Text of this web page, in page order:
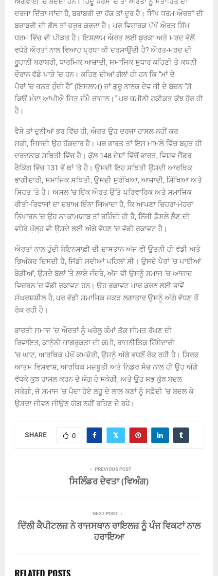
ਦਰਜਾ ਦਿੱਤਾ ਜਾਂਦਾ ਹੈ, ਬਰਾਬਰੀ ਦਾ ਹੱਕ ਤਾਂ ਦੂਰ ਹੈ। ਸਿੱਖ ਧਰਮ ਔਰਤਾਂ ਦੀ
ਬਰਾਬਰੀ ਦੀ ਗੱਲ ਤਾਂ ਜ਼ਰੂਰ ਕਰਦਾ ਹੈ। ਪਰ ਵਿਹਾਰਕ ਪੱਖੋਂ ਔਰਤ ਸਿੱਖ
ਧਰਮ ਵਿੱਚ ਵੀ ਪੀੜਤ ਹੈ। ਇਸਲਾਮ ਔਰਤ ਲਈ ਬੁਰਕਾ ਅਤੇ ਮਰਦ ਵੱਲੋਂ
ਵਧੇਰੇ ਔਰਤਾਂ ਨਾਲ ਵਿਆਹ ਪ੍ਰਥਾ ਕੀ ਦਰਸਾਉਂਦੀ ਹੈ? ਔਰਤ-ਮਰਦ ਦੀ
ਰੂਹਾਨੀ ਬਰਾਬਰੀ, ਧਾਰਮਿਕ ਆਜ਼ਾਦੀ, ਸਮਾਜਿਕ ਸੁਧਾਰ ਕਹਿਣੀ ਤੇ ਕਥਨੀ
ਦੌਰਾਨ ਵੱਡੇ ਪਾੜੇ ‘ਚਹਨ। ਕਹਿਣ ਦੀਆਂ ਗੱਲਾਂ ਹੀ ਹਨ ਕਿ“ਮਾਂ ਦੇ
ਪੈਰਾਂ‘ਚਜਨਤ ਹੁੰਦੀ ਹੈ” (ਇਸਲਾਮ) ਜਾਂ ਗੁਰੂ ਨਾਨਕ ਦੇਵ ਜੀ ਦੇ ਬਚਨ“ਸੋ
ਕਿਉਂ ਮੰਦਾ ਆਖੀਐ ਜਿਤੁ ਜੰਮੈ ਰਾਜਾਨ।” ਪਰ ਜ਼ਮੀਨੀ ਹਕੀਕਤ ਕੁੱਝ ਹੋਰ ਹੀ
ਹੈ।
ਵੈਸੇ ਤਾਂ ਦੁਨੀਆਂ ਭਰ ਵਿੱਚ ਹੀ, ਔਰਤ ਉਹ ਦਰਜਾ ਹਾਸਲ ਨਹੀਂ ਕਰ
ਸਕੀ, ਜਿਸਦੀ ਉਹ ਹੱਕਦਾਰ ਹੈ। ਪਰ ਭਾਰਤ ਤਾਂ ਇਸ ਮਾਮਲੇ ਵਿੱਚ ਬਹੁਤ ਹੀ
ਦਰਦਨਾਕ ਸਥਿਤੀ ਵਿੱਚ ਹੈ। ਕੁੱਲ 148 ਦੇਸ਼ਾਂ ਵਿੱਚੋਂ ਭਾਰਤ, ਵਿਸ਼ਵ ਜੈਂਡਰ
ਰੈਕਿੰਗ ਵਿੱਚ 131 ਵੇਂ ਥਾਂ ‘ਤੇ ਹੈ। ਉਸਦੀ ਇਹ ਸਥਿਤੀ ਉਸਦੀ ਆਰਥਿਕ
ਭਾਗੀਦਾਰੀ, ਸਮਾਜਿਕ ਸਥਿਤੀ, ਉਸਦੀ ਸੁਰੱਖਿਆ, ਆਜ਼ਾਦੀ, ਸਿੱਖਿਆ ਅਤੇ
ਸਿਹਤ ‘ਤੇ ਹੈ। ਅਸਲ‘ਚ ਇੱਕ ਔਰਤ ਉੱਤੇ ਪਰਿਵਾਰਿਕ ਅਤੇ ਸਮਾਜਿਕ
ਰੀਤੀ-ਰਿਵਾਜਾਂ ਦਾ ਦਬਾਅ ਇੰਨਾ ਜ਼ਿਆਦਾ ਹੈ, ਕਿ ਆਪਣਾ ਚਿਹਰਾ-ਮੋਹਰਾ
ਨਿਖਾਰਨ‘ਚਉਹ ਨਾ-ਕਾਮਯਾਬ ਤਾਂ ਰਹਿੰਦੀ ਹੀ ਹੈ, ਨਿੱਜੀ ਫ਼ੈਸਲੇ ਲੈਣ ਦੀ
ਵਧੇਰੇ ਖੁੱਲ੍ਹ ਵੀ ਉਸਦੇ ਲਈ ਅੱਗੇ ਵੱਧਣ ‘ਚ ਵੱਡੀ ਰੁਕਾਵਟ ਹੈ।
ਔਰਤਾਂ ਨਾਲ ਹੁੰਦੀ ਬੇਇਨਸਾਫ਼ੀ ਦੀ ਦਾਸਤਾਨ ਅੱਜ ਵੀ ਉਤਨੀ ਹੀ ਵੱਡੀ ਅਤੇ
ਭਿਅੰਕਰ ਦਿਸਦੀ ਹੈ, ਜਿੱਡੀ ਸਦੀਆਂ ਪਹਿਲਾਂ ਸੀ। ਉਸਦੇ ਪੈਰਾਂ‘ਚਪਾਈਆਂ
ਬੇੜੀਆਂ, ਉਸਦੇ ਬੋਲਾਂ ‘ਤੇ ਲਾਏ ਜੰਦਰੇ, ਅੱਜ ਵੀ ਉਸਨੂੰ ਸਮਾਜ ‘ਚਆਜ਼ਾਦ
ਵਿਚਰਨ‘ਚਵੱਡੀ ਰੁਕਾਵਟ ਹਨ। ਉਹ ਰੁਕਾਵਟ ਪਾਰ ਕਰਨ ਲਈ ਭਾਵੇਂ
ਸੰਘਰਸ਼ਸ਼ੀਲ ਹੈ, ਪਰ ਵੱਡੀ ਸਮਾਜਿਕ ਜਕੜ ਲਗਾਤਾਰ ਉਸਨੂੰ ਅੱਗੇ ਵੱਧਣ ਤੋਂ
ਰੋਕ ਰਹੀ ਹੈ।
ਭਾਰਤੀ ਸਮਾਜ ‘ਚਔਰਤਾਂ ਨੂੰ ਘਰੇਲੂ ਕੰਮਾਂ ਤੱਕ ਸੀਮਤ ਰੱਖਣ ਦੀ
ਰਿਵਾਇਤ, ਕਾਨੂੰਨੀ ਜਾਗਰੂਕਤਾ ਦੀ ਕਮੀ, ਰਾਜਨੀਤਿਕ ਹਿੱਸੇਦਾਰੀ
‘ਚਘਾਟ, ਆਰਥਿਕ ਪੱਖੋਂ ਕਮਜ਼ੋਰੀ, ਉਸਨੂੰ ਅੱਗੇ ਵਧਣੋਂ ਰੋਕ ਰਹੀ ਹੈ। ਸਿਰਫ਼
ਆਤਮ ਵਿਸ਼ਵਾਸ਼, ਆਰਥਿਕ ਮਜ਼ਬੂਤੀ ਅਤੇ ਨਿਡਰ ਸੋਚ ਨਾਲ ਹੀ ਉਹ ਅੱਗੇ
ਵੱਧਕੇ ਕੁਝ ਹਾਸਲ ਕਰਨ ਦੇ ਯੋਗ ਹੋ ਸਕੇਗੀ, ਅਤੇ ਉਹ ਸਭ ਕੁੱਝ ਬਦਲ
ਸਕੇਗੀ, ਜੋ ਸਮਾਜ ‘ਚਪੈਦਾ ਹੋਏ ਲਹੂ ਦੇ ਲਾਲ ਕਣਾਂ ਨੂੰ ਸਫ਼ੈਦੀ ‘ਚਬਦਲ ਕੇ
ਉਸਦਾ ਜੀਵਨ ਜੀਉਣ ਯੋਗ ਨਹੀਂ ਰਹਿਣ ਦੇ ਰਹੇ।
SHARE 0
PREVIOUS POST
ਸਿਲਿੰਡਰ ਦੇਵਤਾ (ਵਿਅੰਗ)
NEXT POST
ਦਿੱਲੀ ਕੈਪੀਟਲਜ਼ ਨੇ ਰਾਜਸਥਾਨ ਰਾਇਲਜ਼ ਨੂੰ ਪੰਜ ਵਿਕਟਾਂ ਨਾਲ
ਹਰਾਇਆ
RELATED POSTS